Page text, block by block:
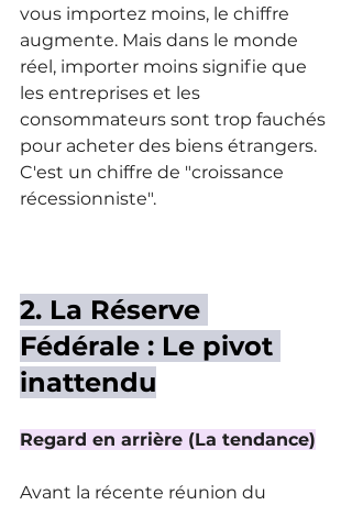
vous importez moins, le chiffre
augmente. Mais dans le monde
réel, importer moins signifie que
les entreprises et les
consommateurs sont trop fauchés
pour acheter des biens étrangers.
C'est un chiffre de "croissance
récessionniste".
2. La Réserve
Fédérale : Le pivot
inattendu
Regard en arrière (La tendance)
Avant la récente réunion du